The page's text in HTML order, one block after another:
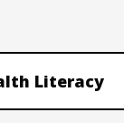
Literacy